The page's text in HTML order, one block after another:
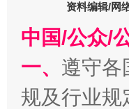
资料编辑/网
中国/公众/
一、 遵守各
规及行业规